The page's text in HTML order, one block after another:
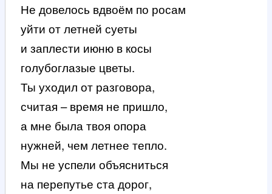
Не довелось вдвоём по росам
уйти от летней суеты
и заплести июню в косы
голубоглазые цветы.
Ты уходил от разговора,
считая – время не пришло,
а мне была твоя опора
нужней, чем летнее тепло.
Мы не успели объясниться
на перепутье ста дорог,